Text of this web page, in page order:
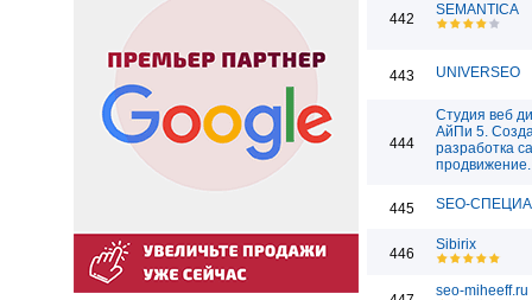
442
SEMANTICA
443 UNIVERSEO
444
Студия веб
АйПи 5.
разработка
продвижение.
445 SEO-
446
Sibirix
seo-miheeff.ru